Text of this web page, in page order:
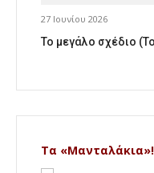
27 Ιουνίου 2026
Το μεγάλο σχέδιο
Τα «Μανταλάκια»!